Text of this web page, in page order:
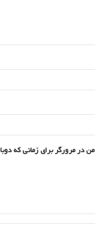
در مرورگر برای زمانی که